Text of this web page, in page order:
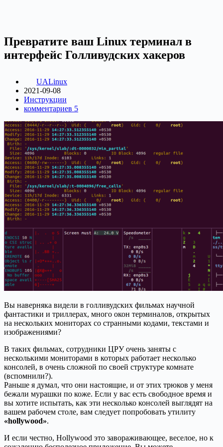
Превратите ваш Linux терминал в
интерфейс Голливудских хакеров
UALinux
2021-09-08
Инструкции
комментариев 5
Вы наверняка видели в голливудских фильмах научной
фантастики и триллерах, много окон терминалов, открытых
на нескольких мониторах со странными кодами, текстами и
изображениями?
В таких фильмах, сотрудники ЦРУ очень заняты с
несколькими мониторами в которых работает несколько
консолей, в очень сложной по своей структуре комнате
(вспомнили?).
Раньше я думал, что они настоящие, и от этих трюков у меня
бежали мурашки по коже. Если у вас есть свободное время и
вы хотите испытать, как эти несколько консолей выглядят на
вашем рабочем столе, вам следует попробовать утилиту
«hollywood».
И если честно, Hollywood это завораживающее, веселое, но к